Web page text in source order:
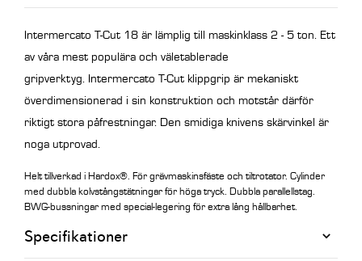
Intermercato T-Cut 18 är lämplig till maskinklass 2 - 5 ton. Ett
av våra mest populära och väletablerade
gripverktyg. Intermercato T-Cut klippgrip är mekaniskt
överdimensionerad i sin konstruktion och motstår därför
riktigt stora påfrestningar. Den smidiga knivens skärvinkel är
noga utprovad.
Helt tillverkad i Hardox®. För grävmaskinsfäste och tiltrotator. Cylinder
med dubbla kolvstångstätningar för höga tryck. Dubbla parallellstag.
BWG-bussningar med special-legering för extra lång hållbarhet.
Specifikationer